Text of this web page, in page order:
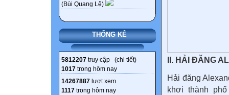
(Bùi Quang Lệ)
THỐNG KÊ
5812207 truy cập (chi tiết)
1017 trong hôm nay
14267887 lượt xem
1117 trong hôm nay
II. HẢI ĐĂNG
Hải đăng
khơi thành